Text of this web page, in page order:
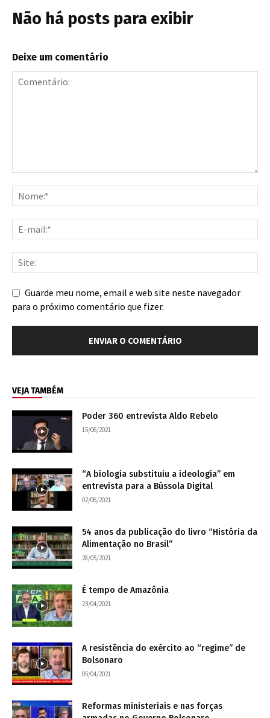
Não há posts para exibir
Deixe um comentário
Guarde meu nome, email e web site neste navegador
para o próximo comentário que fizer.
VEJA TAMBÉM
Poder 360 entrevista Aldo Rebelo
15/06/2021
“A biologia substituiu a ideologia” em
entrevista para a Bússola Digital
02/06/2021
54 anos da publicação do livro “História da
Alimentação no Brasil”
28/05/2021
É tempo de Amazônia
23/04/2021
A resistência do exército ao “regime” de
Bolsonaro
05/04/2021
Reformas ministeriais e nas forças